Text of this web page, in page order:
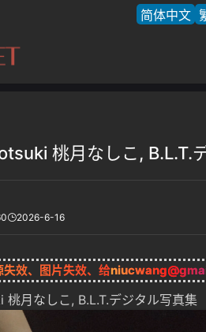
简体中文
桃月なしこ, B.L.T.
2026-6-16
失效、图片失效、给
月なしこ, B.L.T.デジタル写真集